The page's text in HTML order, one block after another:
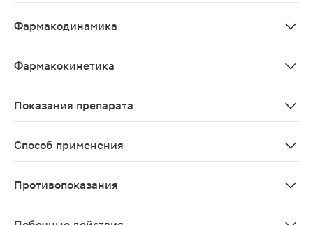
Фармакодинамика
Фармакокинетика
Показания препарата
Способ применения
Противопоказания